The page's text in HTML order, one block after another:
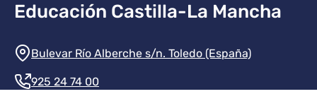
Educación Castilla-La Mancha
Información de la institución
Bulevar Río Alberche s/n. Toledo (España)
925 24 74 00